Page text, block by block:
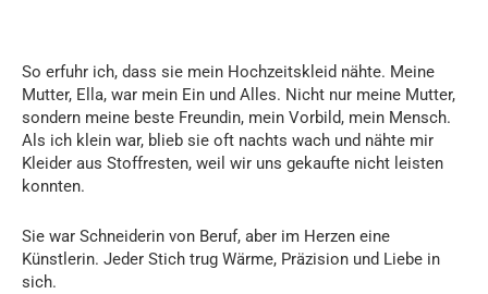
So erfuhr ich, dass sie mein Hochzeitskleid nähte. Meine
Mutter, Ella, war mein Ein und Alles. Nicht nur meine Mutter,
sondern meine beste Freundin, mein Vorbild, mein Mensch.
Als ich klein war, blieb sie oft nachts wach und nähte mir
Kleider aus Stoffresten, weil wir uns gekaufte nicht leisten
konnten.
Sie war Schneiderin von Beruf, aber im Herzen eine
Künstlerin. Jeder Stich trug Wärme, Präzision und Liebe in
sich.